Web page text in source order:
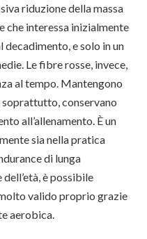
riduzione della massa
che interessa inizialmente
decadimento, e solo in un
Le fibre rosse, invece,
al tempo. Mantengono
soprattutto, conservano
all’allenamento. È un
sia nella pratica
di lunga
dell’età, è possibile
valido proprio grazie
aerobica.